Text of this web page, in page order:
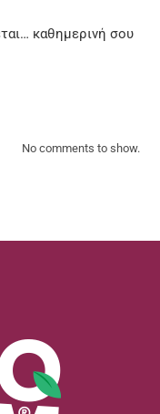
καθημερινή σου
No comments to show.